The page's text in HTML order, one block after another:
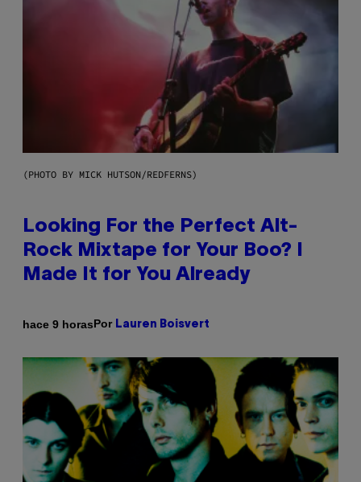
(PHOTO BY MICK HUTSON/REDFERNS)
Looking For the Perfect Alt-
Rock Mixtape for Your Boo? I
Made It for You Already
hace 9 horasPor Lauren Boisvert